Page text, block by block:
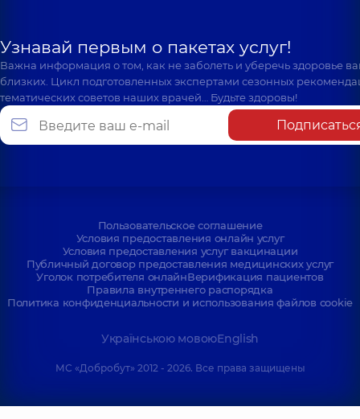
Узнавай первым о пакетах услуг!
Важна информация о том, как не заболеть и уберечь здоровье
близких. Цикл подготовленных экспертами сезонных
тематических советов наших врачей… Будьте здоровы!
Пользовательское соглашение
Условия предоставления онлайн услуг
Условия предоставления услуг вакцинации
Публичный договор предоставления медицинских услуг
Уголок потребителя онлайнВерификация пациентов
Правила внутреннего распорядка
Политика конфиденциальности и использования файлов cookie
Українською мовоюEnglish
МС «Добробут» 2012 - 2026. Все права защищены